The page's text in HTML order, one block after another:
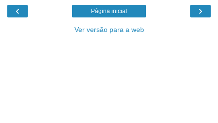
‹ ›
Página inicial
Ver versão para a web